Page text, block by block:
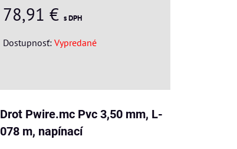
78,91 €s DPH
Dostupnosť:Vypredané
Drot Pwire.mc Pvc 3,50 mm, L-
078 m, napínací